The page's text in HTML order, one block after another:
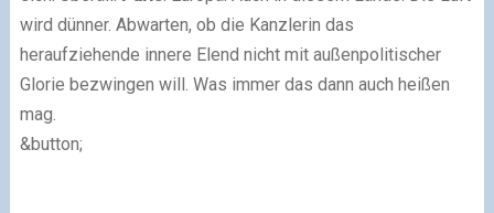
wird dünner. Abwarten, ob die Kanzlerin das
heraufziehende innere Elend nicht mit außenpolitischer
Glorie bezwingen will. Was immer das dann auch heißen
mag.
&button;